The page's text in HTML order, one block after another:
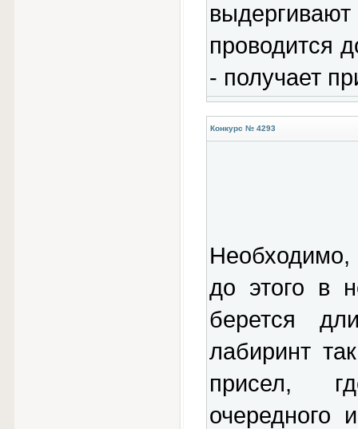
проводится
- получает
Конкурс № 4293
до этого в
берется
лабиринт
присел,
очередного